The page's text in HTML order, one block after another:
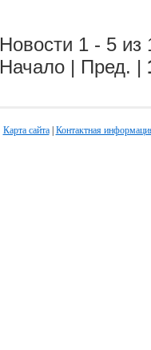
Новости 1 - 5 из
Начало | Пред. |
Карта сайта| Контактная